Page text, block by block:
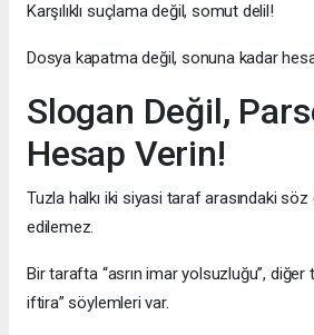
Karşılıklı suçlama değil, somut delil!
Dosya kapatma değil, sonuna kadar
Slogan Değil,
Hesap Verin!
Tuzla halkı iki siyasi taraf arasındaki
edilemez.
Bir tarafta “asrın imar yolsuzluğu”, diğer
iftira” söylemleri var.